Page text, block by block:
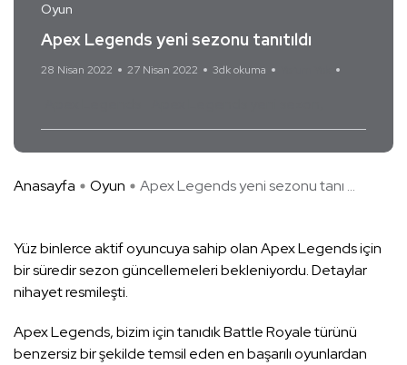
Oyun
Apex Legends yeni sezonu tanıtıldı
28 Nisan 2022 27 Nisan 2022 3dk okuma
Anasayfa Oyun Apex Legends yeni sezonu tanı ...
Yüz binlerce aktif oyuncuya sahip olan Apex Legends için
bir süredir sezon güncellemeleri bekleniyordu. Detaylar
nihayet resmileşti.
Apex Legends, bizim için tanıdık Battle Royale türünü
benzersiz bir şekilde temsil eden en başarılı oyunlardan